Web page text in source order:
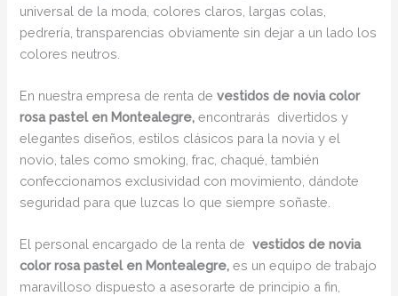
universal de la moda, colores claros, largas colas,
pedrería, transparencias obviamente sin dejar a un lado los
colores neutros.
En nuestra empresa de renta devestidos de novia color
rosa pastel en Montealegre,encontrarás divertidos y
elegantes diseños, estilos clásicos para la novia y el
novio, tales como smoking, frac, chaqué, también
confeccionamos exclusividad con movimiento, dándote
seguridad para que luzcas lo que siempre soñaste.
El personal encargado de la renta devestidos de novia
color rosa pastel en Montealegre, es un equipo de trabajo
maravilloso dispuesto a asesorarte de principio a fin,